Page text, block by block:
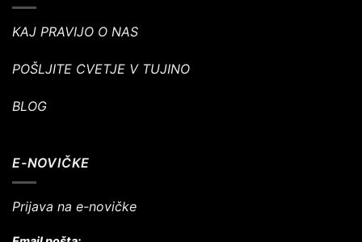
KAJ PRAVIJO O NAS
POŠLJITE CVETJE V TUJINO
BLOG
E-NOVIČKE
Prijava na e-novičke